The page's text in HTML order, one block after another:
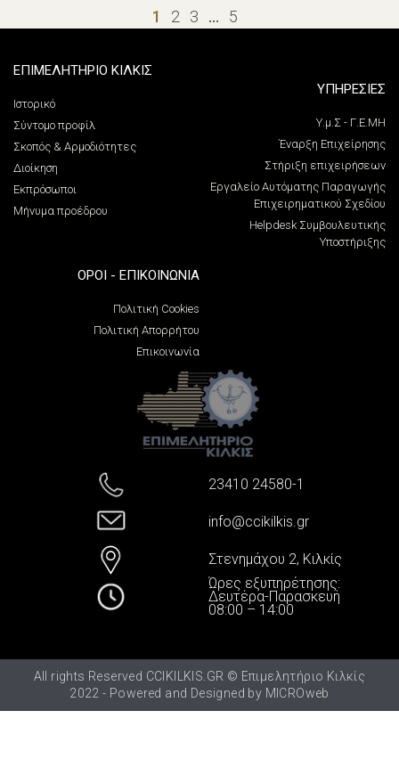
1 2 3 … 5
ΕΠΙΜΕΛΗΤΗΡΙΟ ΚΙΛΚΙΣ
Ιστορικό
Σύντομο προφίλ
Σκοπός & Αρμοδιότητες
Διοίκηση
Εκπρόσωποι
Μήνυμα προέδρου
ΥΠΗΡΕΣΙΕΣ
Υ.μ.Σ - Γ.Ε.ΜΗ
Έναρξη Επιχείρησης
Στήριξη επιχειρήσεων
Εργαλείο Αυτόματης Παραγωγής
Επιχειρηματικού Σχεδίου
Helpdesk Συμβουλευτικής
Υποστήριξης
ΌΡΟΙ - ΕΠΙΚΟΙΝΩΝΊΑ
Πολιτική Cookies
Πολιτική Απορρήτου
Επικοινωνία
23410 24580-1
info@ccikilkis.gr
Στενημάχου 2, Κιλκίς
Ώρες εξυπηρέτησης:
Δευτέρα-Παρασκευή
08:00 – 14:00
All rights Reserved CCIKILKIS.GR © Επιμελητήριο Κιλκίς
2022 - Powered and Designed by MICROweb